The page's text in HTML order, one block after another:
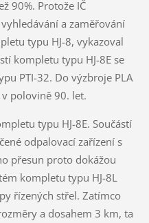
90%. Protože IČ
a zaměřování
typu HJ-8, vykazoval
kompletu typu HJ-8E se
PTI-32. Do výzbroje PLA
polovině 90. let.
typu HJ-8E. Součástí
odpalovací zařízení s
přesun proto dokážou
kompletu typu HJ-8L
řízených střel. Zatímco
a dosahem 3 km, ta